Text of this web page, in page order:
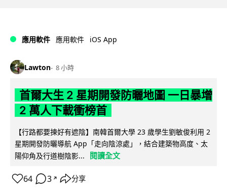
應用軟件 應用軟件 iOS App
Lawton 8 小時
首爾大生 2 星期開發防曬地圖 一日暴增
2 萬人下載衝榜首
【行路都要揀好有遮陰】南韓首爾大學 23 歲學生劉敏俊利用 2
星期開發防曬導航 App「走向陰涼處」，結合建築物高度、太
陽仰角及行道樹陰影...
閱讀全文
64 3 ↗ 分享